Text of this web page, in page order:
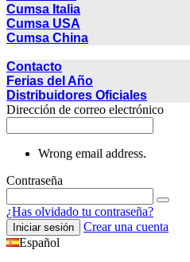
Cumsa Italia
Cumsa USA
Cumsa China
Contacto
Ferias del Año
Distribuidores Oficiales
Dirección de correo electrónico
Wrong email address.
Contraseña
¿Has olvidado tu contraseña?
Iniciar sesión
Crear una cuenta
Español